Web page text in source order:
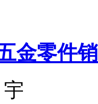
金零件